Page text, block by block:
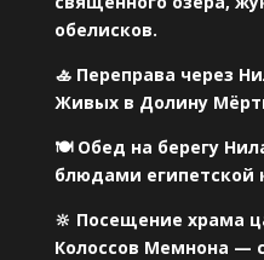
обелисков.
🚣 Переправа через
Живых в Долину
🍽 Обед на берегу
блюдами египетской
🔆 Посещение храма
Колоссов Мемнона —